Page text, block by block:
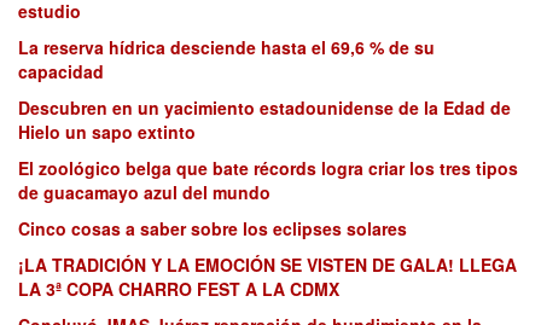
estudio
La reserva hídrica desciende hasta el 69,6 % de su
capacidad
Descubren en un yacimiento estadounidense de la Edad de
Hielo un sapo extinto
El zoológico belga que bate récords logra criar los tres tipos
de guacamayo azul del mundo
Cinco cosas a saber sobre los eclipses solares
¡LA TRADICIÓN Y LA EMOCIÓN SE VISTEN DE GALA! LLEGA
LA 3ª COPA CHARRO FEST A LA CDMX